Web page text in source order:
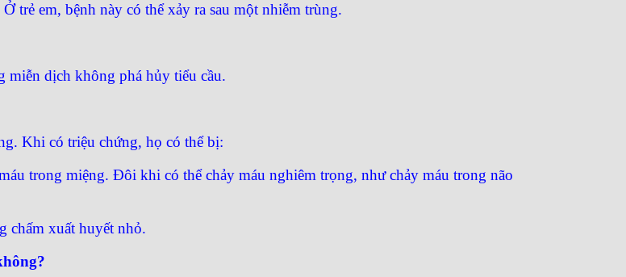
trẻ em, bệnh này có thể xảy ra sau một nhiễm trùng.
miễn dịch không phá hủy tiểu cầu.
Khi có triệu chứng, họ có thể bị:
trong miệng. Đôi khi có thể chảy máu nghiêm trọng, như chảy máu trong não
chấm xuất huyết nhỏ.